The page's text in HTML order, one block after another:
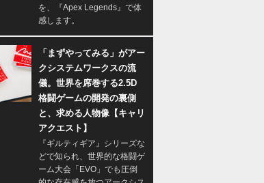
を、『Apex Legends』で体
感します。
「まずやってみる」がアー
クシステムワークスの流
儀。世界を席巻する2.5D
格闘ゲームの開発の裏側
と、求める人物像【キャリ
アクエスト】
『ギルティギア』シリーズな
どで知られ、世界的な格闘ゲ
ーム大会「EVO」でも圧倒